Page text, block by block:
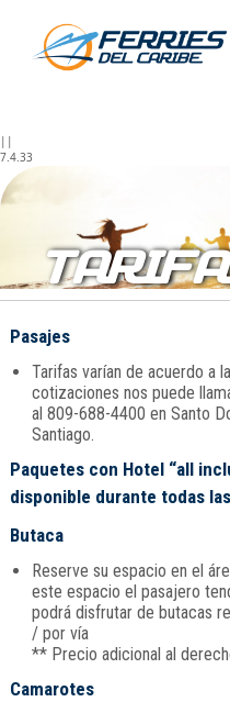
||
7.4.33
Pasajes
Tarifas varían de acuerdo a
cotizaciones nos puede
al 809-688-4400 en Santo
Santiago.
Paquetes con Hotel “all
disponible durante todas
Butaca
Reserve su espacio en el
este espacio el pasajero
podrá disfrutar de butacas
/ por vía
** Precio adicional al
Camarotes